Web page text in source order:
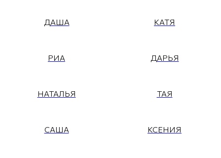
ДАША КАТЯ
РИА ДАРЬЯ
НАТАЛЬЯ ТАЯ
САША КСЕНИЯ